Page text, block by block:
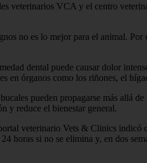
veterinarios VCA y el centro
no es lo mejor para el animal. Por
dental puede causar dolor
en órganos como los riñones, el
pueden propagarse más allá
y reduce el bienestar general.
veterinario Vets & Clinics indicó
horas si no se elimina y, en dos